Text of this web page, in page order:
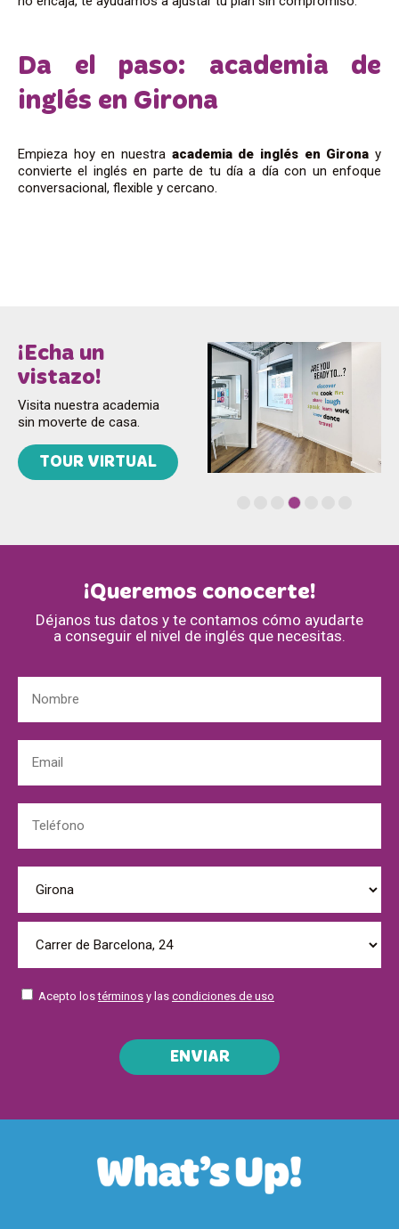
Da el paso: academia de
inglés en Girona
Empieza hoy en nuestra academia de inglés en Girona y
convierte el inglés en parte de tu día a día con un enfoque
conversacional, flexible y cercano.
¡Echa un
vistazo!
Visita nuestra academia
sin moverte de casa.
TOUR VIRTUAL
¡Queremos conocerte!
Déjanos tus datos y te contamos cómo ayudarte
a conseguir el nivel de inglés que necesitas.
Acepto lostérminos y las condiciones de uso
ENVIAR